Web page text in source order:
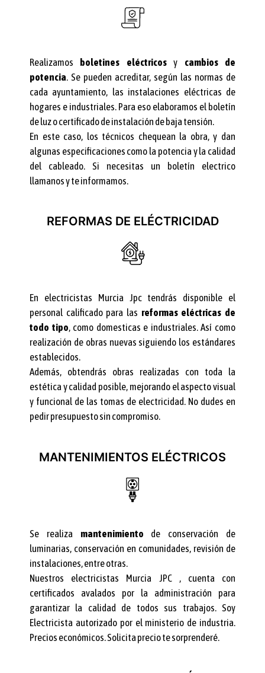
Realizamos boletines eléctricosy cambios de
potencia. Se pueden acreditar, según las normas de
cada ayuntamiento, las instalaciones eléctricas de
hogares e industriales. Para eso elaboramos el boletín
de luz o certificado de instalación de baja tensión.
En este caso, los técnicos chequean la obra, y dan
algunas especificaciones como la potencia y la calidad
del cableado. Si necesitas un boletín electrico
llamanos y te informamos.
REFORMAS DE ELÉCTRICIDAD
En electricistas Murcia Jpc tendrás disponible el
personal calificado para las reformas eléctricas de
todo tipo, como domesticas e industriales. Así como
realización de obras nuevas siguiendo los estándares
establecidos.
Además, obtendrás obras realizadas con toda la
estética y calidad posible, mejorando el aspecto visual
y funcional de las tomas de electricidad. No dudes en
pedir presupuesto sin compromiso.
MANTENIMIENTOS ELÉCTRICOS
Se realiza mantenimiento de conservación de
luminarias, conservación en comunidades, revisión de
instalaciones, entre otras.
Nuestros electricistas Murcia JPC , cuenta con
certificados avalados por la administración para
garantizar la calidad de todos sus trabajos. Soy
Electricista autorizado por el ministerio de industria.
Precios económicos. Solicita precio te sorprenderé.